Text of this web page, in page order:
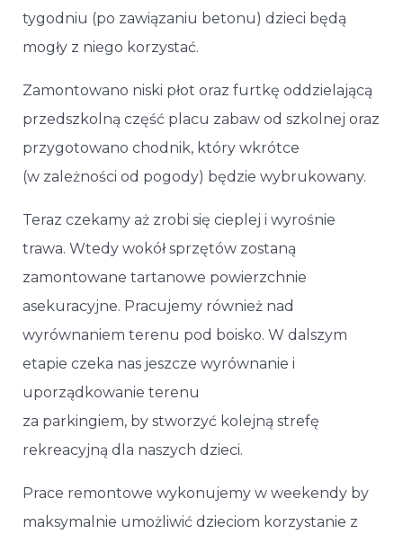
tygodniu (po zawiązaniu betonu) dzieci będą
mogły z niego korzystać.
Zamontowano niski płot oraz furtkę oddzielającą
przedszkolną część placu zabaw od szkolnej oraz
przygotowano chodnik, który wkrótce
(w zależności od pogody) będzie wybrukowany.
Teraz czekamy aż zrobi się cieplej i wyrośnie
trawa. Wtedy wokół sprzętów zostaną
zamontowane tartanowe powierzchnie
asekuracyjne. Pracujemy również nad
wyrównaniem terenu pod boisko. W dalszym
etapie czeka nas jeszcze wyrównanie i
uporządkowanie terenu
za parkingiem, by stworzyć kolejną strefę
rekreacyjną dla naszych dzieci.
Prace remontowe wykonujemy w weekendy by
maksymalnie umożliwić dzieciom korzystanie z